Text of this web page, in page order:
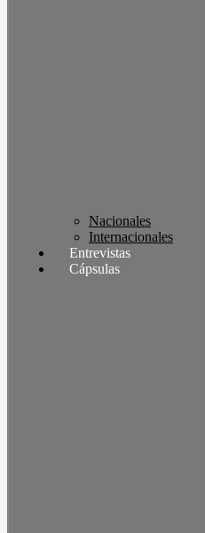
Nacionales
Internacionales
Entrevistas
Cápsulas